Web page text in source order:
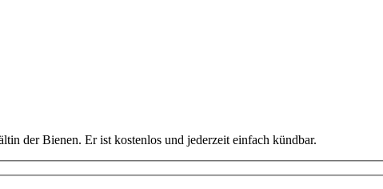
der Bienen. Er ist kostenlos und jederzeit einfach kündbar.